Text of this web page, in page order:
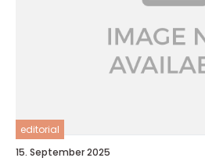
editorial
15. September 2025